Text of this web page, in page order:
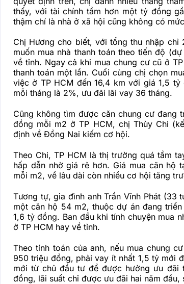
thấy, với tài chính tầm hơn một tỷ đồng
thậm chí là nhà ở xã hội cũng không có
Chị Hương cho biết, với tổng thu nhập
muốn mua nhà thanh toán theo tiến độ
về tỉnh. Ngay cả khi mua chung cư cũ ở
thanh toán một lần. Cuối cùng chị chọn
việc ở TP HCM đến 16,4 km với giá 1,5
mỗi tháng là 2%, ưu đãi lãi vay 36 tháng.
Cũng không tìm được căn chung cư đang
đồng mỗi m2 ở TP HCM, chị Thùy Chi
định về Đồng Nai kiếm cơ hội.
Theo Chi, TP HCM là thị trường quá tầm
hấp dẫn nhờ giá rẻ hơn. Giá mua căn
mỗi m2, về lâu dài còn nhiều cơ hội tăng
Tương tự, gia đình anh Trần Vĩnh Phát (33
một căn hộ 54 m2, thuộc dự án đang
1,6 tỷ đồng. Ban đầu khi tính chuyện mua
ở TP HCM hay về tỉnh.
Theo tính toán của anh, nếu mua chung
950 triệu đồng, phải vay ít nhất 1,5 tỷ mới
mới từ chủ đầu tư để được hưởng ưu đãi
đồng, lãi suất chỉ được ưu đãi hai năm đầu,